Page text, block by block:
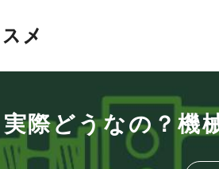
実際どうなの？機